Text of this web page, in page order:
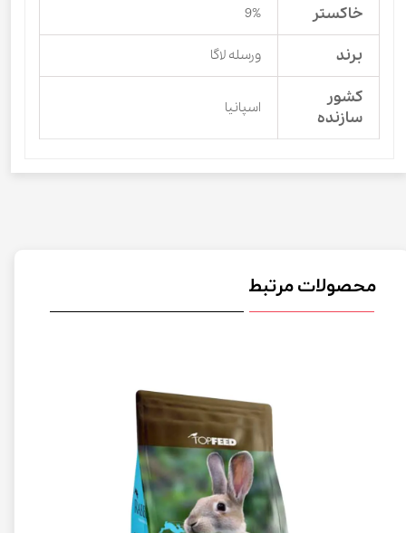
خاکستر 9%
برند ورسله لاگا
کشور
سازنده
اسپانیا
محصولات مرتبط